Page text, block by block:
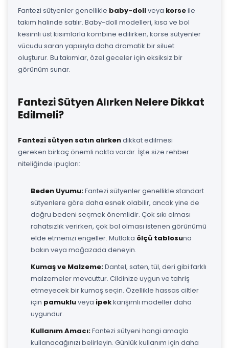
Fantezi sütyenler genellikle baby-dollveya korseile
takım halinde satılır. Baby-doll modelleri, kısa ve bol
kesimli üst kısımlarla kombine edilirken, korse sütyenler
vücudu saran yapısıyla daha dramatik bir siluet
oluşturur. Bu takımlar, özel geceler için eksiksiz bir
görünüm sunar.
Fantezi Sütyen Alırken Nelere Dikkat
Edilmeli?
Fantezi sütyen satın alırkendikkat edilmesi
gereken birkaç önemli nokta vardır. İşte size rehber
niteliğinde ipuçları:
Beden Uyumu:Fantezi sütyenler genellikle standart
sütyenlere göre daha esnek olabilir, ancak yine de
doğru bedeni seçmek önemlidir. Çok sıkı olması
rahatsızlık verirken, çok bol olması istenen görünümü
elde etmenizi engeller. Mutlaka ölçü tablosuna
bakın veya mağazada deneyin.
Kumaş ve Malzeme:Dantel, saten, tül, deri gibi farklı
malzemeler mevcuttur. Cildinize uygun ve tahriş
etmeyecek bir kumaş seçin. Özellikle hassas ciltler
için pamukluveya ipekkarışımlı modeller daha
uygundur.
Kullanım Amacı:Fantezi sütyeni hangi amaçla
kullanacağınızı belirleyin. Günlük kullanım için daha